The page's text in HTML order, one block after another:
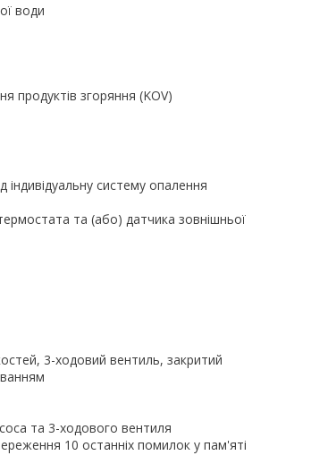
води
продуктів згоряння (KOV)
індивідуальну систему опалення
та (або) датчика зовнішньої
3-ходовий вентиль, закритий
та 3-ходового вентиля
10 останніх помилок у пам'яті